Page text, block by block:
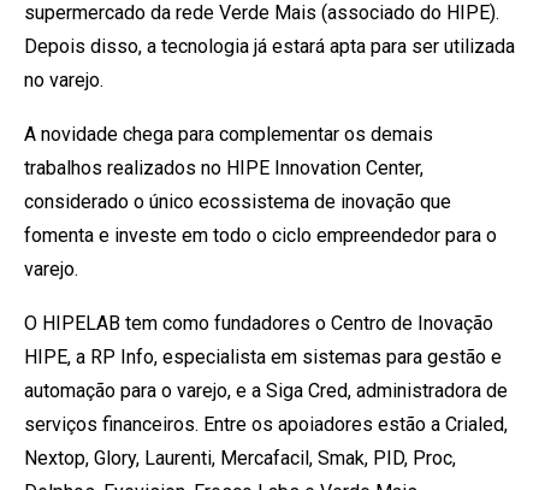
supermercado da rede Verde Mais (associado do HIPE).
Depois disso, a tecnologia já estará apta para ser utilizada
no varejo.
A novidade chega para complementar os demais
trabalhos realizados no HIPE Innovation Center,
considerado o único ecossistema de inovação que
fomenta e investe em todo o ciclo empreendedor para o
varejo.
O HIPELAB tem como fundadores o Centro de Inovação
HIPE, a RP Info, especialista em sistemas para gestão e
automação para o varejo, e a Siga Cred, administradora de
serviços financeiros. Entre os apoiadores estão a Crialed,
Nextop, Glory, Laurenti, Mercafacil, Smak, PID, Proc,